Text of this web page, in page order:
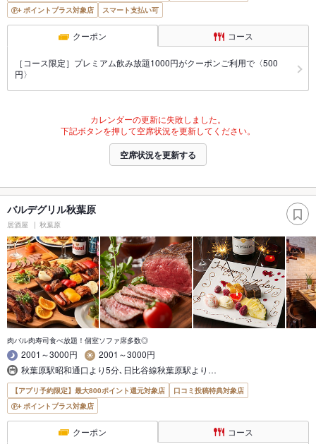
ポイントプラス対象店 スマート支払い可
クーポン コース
［コース限定］プレミアム飲み放題1000円がクーポンご利用で〈500
円〉
カレンダーの更新に失敗しました。
下記ボタンを押して空席状況を更新してください。
空席状況を更新する
バルデグリル秋葉原
居酒屋 秋葉原
肉バル肉寿司食べ放題！個室ソファ席多数◎
2001～3000円
2001～3000円
秋葉原駅昭和通口より5分､日比谷線秋葉原駅より…
【アプリ予約限定】最大800ポイント還元対象店
口コミ投稿特典対象店
ポイントプラス対象店
クーポン コース